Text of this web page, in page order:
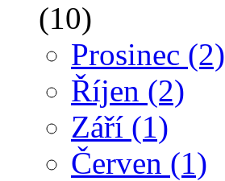
(10)
Prosinec (2)
Říjen (2)
Září (1)
Červen (1)